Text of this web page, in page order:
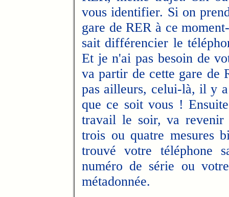
vous identifier. Si on
gare de RER à ce
sait différencier le
Et je n'ai pas besoin de
va partir de cette gare de
pas ailleurs, celui-là, il y
que ce soit vous !
travail le soir, va revenir
trois ou quatre mesures
trouvé votre téléphone
numéro de série ou
métadonnée.